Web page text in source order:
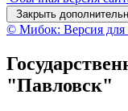
Закрыть
© Мибок: Версия для
"Павловск"